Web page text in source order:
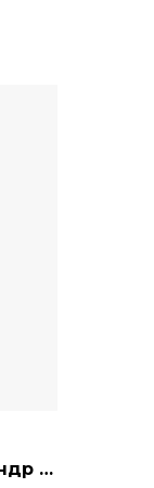
2661.10.15.00 Гидроцилиндр стабилизации подмоторного моста (ИТГ-63-40-300) левый